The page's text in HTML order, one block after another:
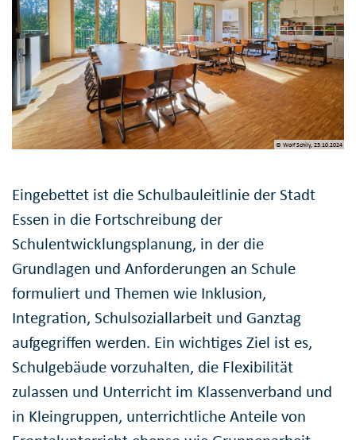
© Wolf Schily, 25.10.2024
Eingebettet ist die Schulbauleitlinie der Stadt
Essen in die Fortschreibung der
Schulentwicklungsplanung, in der die
Grundlagen und Anforderungen an Schule
formuliert und Themen wie Inklusion,
Integration, Schulsoziallarbeit und Ganztag
aufgegriffen werden. Ein wichtiges Ziel ist es,
Schulgebäude vorzuhalten, die Flexibilität
zulassen und Unterricht im Klassenverband und
in Kleingruppen, unterrichtliche Anteile von